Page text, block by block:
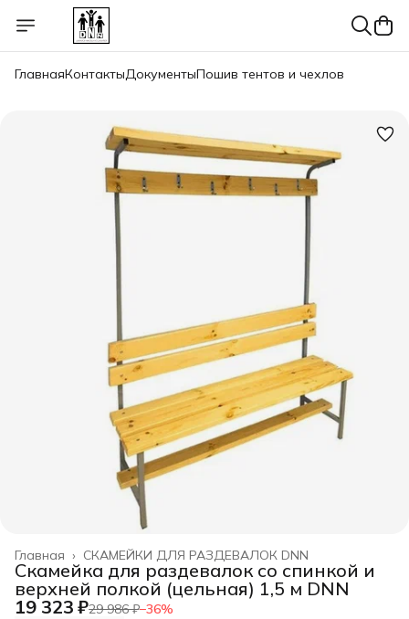
ГлавнаяКонтактыДокументыПошив тентов и чехлов
СКАМЕЙКИ ДЛЯ РАЗДЕВАЛОК DNN
Главная ›
Скамейка для раздевалок со спинкой и
верхней полкой (цельная) 1,5 м DNN
19 323 ₽29 986 ₽−36%